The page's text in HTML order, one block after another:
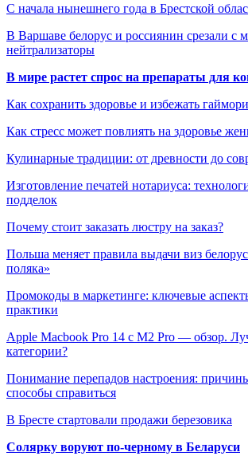
С начала нынешнего года в Брестской
В Варшаве белорус и россиянин срезали с
нейтрализаторы
В мире растет спрос на препараты для
Как сохранить здоровье и избежать
Как стресс может повлиять на здоровье
Кулинарные традиции: от древности до
Изготовление печатей нотариуса:
подделок
Почему стоит заказать люстру на заказ?
Польша меняет правила выдачи виз
поляка»
Промокоды в маркетинге: ключевые
практики
Apple Macbook Pro 14 с M2 Pro — обзор.
категории?
Понимание перепадов настроения:
способы справиться
В Бресте стартовали продажи березовика
Солярку воруют по-черному в Беларуси